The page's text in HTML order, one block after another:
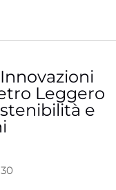
Leggero
e